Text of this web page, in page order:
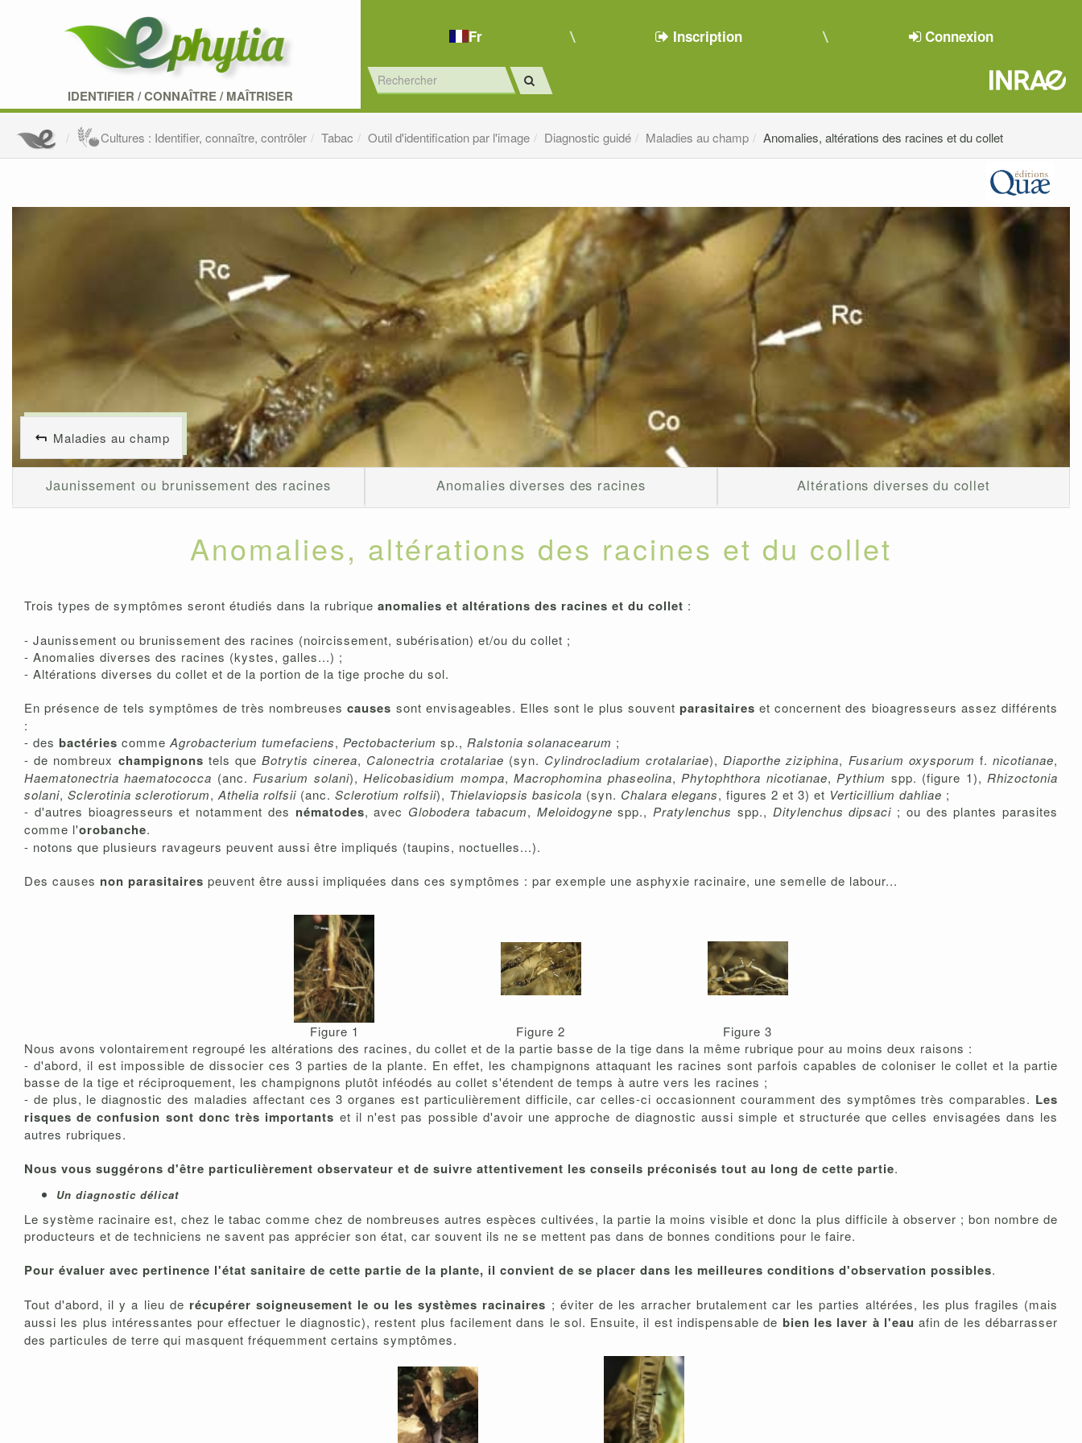
IDENTIFIER /CONNAÎTRE/MAÎTRISER
Fr Inscription Connexion
Cultures : Identifier, connaître, contrôler Tabac Outil d'identification par l'image Diagnostic guidé Maladies au champ Anomalies, altérations des racines et du collet
Maladies au champ
Jaunissement ou brunissement des racines Anomalies diverses des racines Altérations diverses du collet
Anomalies, altérations des racines et du collet
Trois types de symptômes seront étudiés dans la rubrique anomalies et altérations des racines et du collet :
- Jaunissement ou brunissement des racines (noircissement, subérisation) et/ou du collet ;
- Anomalies diverses des racines (kystes, galles...) ;
- Altérations diverses du collet et de la portion de la tige proche du sol.
En présence de tels symptômes de très nombreusescauses sont envisageables. Elles sont le plus souvent parasitaires et concernent des bioagresseurs assez différents
:
- des bactéries commeAgrobacterium tumefaciens, Pectobacterium sp., Ralstonia solanacearum ;
- de nombreux champignons tels que Botrytis cinerea, Calonectria crotalariae (syn. Cylindrocladium crotalariae),Diaporthe ziziphina, Fusarium oxysporum f.nicotianae,
Haematonectria haematococca (anc.Fusarium solani),Helicobasidium mompa,Macrophomina phaseolina,Phytophthora nicotianae,Pythium spp. (figure 1),Rhizoctonia
solani, Sclerotinia sclerotiorum,Athelia rolfsii (anc. Sclerotium rolfsii), Thielaviopsis basicola (syn. Chalara elegans, figures 2 et 3) et Verticillium dahliae ;
- d'autres bioagresseurs et notamment des nématodes, avec Globodera tabacum, Meloidogyne spp., Pratylenchus spp., Ditylenchus dipsaci ; ou des plantes parasites
comme l'orobanche.
- notons que plusieurs ravageurs peuvent aussi être impliqués (taupins, noctuelles...).
Des causes non parasitaires peuvent être aussi impliquées dans ces symptômes : par exemple une asphyxie racinaire, une semelle de labour...
Figure 1 Figure 2
Figure 3
Nous avons volontairement regroupé les altérations des racines, du collet et de la partie basse de la tige dans la même rubrique pour au moins deux raisons :
- d'abord, il est impossible de dissocier ces 3 parties de la plante. En effet, les champignons attaquant les racines sont parfois capables de coloniser le collet et la partie
basse de la tige et réciproquement, les champignons plutôt inféodés au collet s'étendent de temps à autre vers les racines ;
- de plus, le diagnostic des maladies affectant ces 3 organes est particulièrement difficile, car celles-ci occasionnent couramment des symptômes très comparables. Les
risques de confusion sont donc très importants et il n'est pas possible d'avoir une approche de diagnostic aussi simple et structurée que celles envisagées dans les
autres rubriques.
Nous vous suggérons d'être particulièrement observateur et de suivre attentivement les conseils préconisés tout au long de cette partie.
Un diagnostic délicat
Le système racinaire est, chez le tabac comme chez de nombreuses autres espèces cultivées, la partie la moins visible et donc la plus difficile à observer ; bon nombre de
producteurs et de techniciens ne savent pas apprécier son état, car souvent ils ne se mettent pas dans de bonnes conditions pour le faire.
Pour évaluer avec pertinence l'état sanitaire de cette partie de la plante, il convient de se placer dans les meilleures conditions d'observation possibles.
Tout d'abord, il y a lieu de récupérer soigneusement le ou les systèmes racinaires ; éviter de les arracher brutalement car les parties altérées, les plus fragiles (mais
aussi les plus intéressantes pour effectuer le diagnostic), restent plus facilement dans le sol. Ensuite, il est indispensable de bien les laver à l'eau afin de les débarrasser
des particules de terre qui masquent fréquemment certains symptômes.